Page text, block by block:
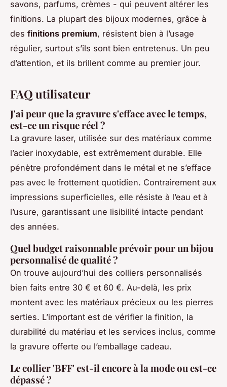
savons, parfums, crèmes - qui peuvent altérer les
finitions. La plupart des bijoux modernes, grâce à
des finitions premium, résistent bien à l’usage
régulier, surtout s’ils sont bien entretenus. Un peu
d’attention, et ils brillent comme au premier jour.
FAQ utilisateur
J'ai peur que la gravure s'efface avec le temps,
est-ce un risque réel ?
La gravure laser, utilisée sur des matériaux comme
l’acier inoxydable, est extrêmement durable. Elle
pénètre profondément dans le métal et ne s’efface
pas avec le frottement quotidien. Contrairement aux
impressions superficielles, elle résiste à l’eau et à
l’usure, garantissant une lisibilité intacte pendant
des années.
Quel budget raisonnable prévoir pour un bijou
personnalisé de qualité ?
On trouve aujourd’hui des colliers personnalisés
bien faits entre 30 € et 60 €. Au-delà, les prix
montent avec les matériaux précieux ou les pierres
serties. L’important est de vérifier la finition, la
durabilité du matériau et les services inclus, comme
la gravure offerte ou l’emballage cadeau.
Le collier 'BFF' est-il encore à la mode ou est-ce
dépassé ?